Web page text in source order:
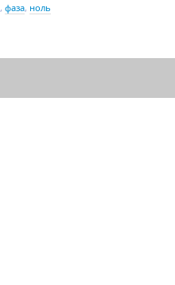
, фаза, ноль